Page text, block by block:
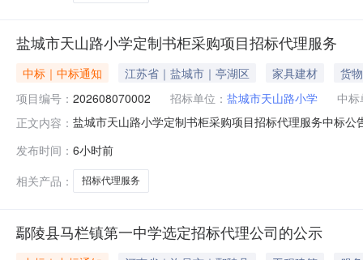
盐城市天山路小学定制书柜采购项目招标代理服务
中标｜中标通知 江苏省｜盐城市｜亭湖区 家具建材
货物
项目编号： 202608070002 招标单位： 盐城市天山路小学
中标
正文内容： 盐城市天山路小学定制书柜采购项目招标代理服务中标
委托单位联系人：夏其标，联系电话：13375253565。
类
发布时间： 6小时前
相关产品：
招标代理服务
鄢陵县马栏镇第一中学选定招标代理公司的公示